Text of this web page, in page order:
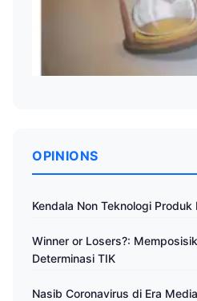
OPINIONS
Kendala Non Teknologi
Winner or Losers?:
Determinasi TIK
Nasib Coronavirus di Era